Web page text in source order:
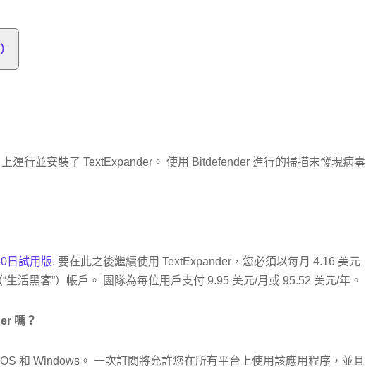
運行並安裝了 TextExpander。 使用 Bitdefender 進行的掃描未發現病毒
日試用版. 要在此之後繼續使用 TextExpander，您必須以每月 4.16 美元
活黑客”）帳戶。 團隊為每位用戶支付 9.95 美元/月或 95.52 美元/年。
嗎？
和 Windows。 一次訂閱將允許您在所有平台上使用該應用程序，並且